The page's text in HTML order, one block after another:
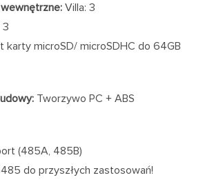
wewnętrzne: Villa: 3
3
karty microSD/ microSDHC do 64GB
Tworzywo PC + ABS
(485A, 485B)
do przyszłych zastosowań!